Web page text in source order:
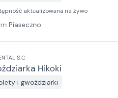
aktualizowana na żywo
Piaseczno
S.C
Hikoki
i gwożdziarki